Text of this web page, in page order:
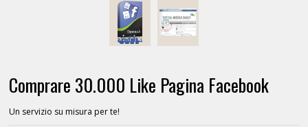
Comprare 30.000 Like Pagina Facebook
Un servizio su misura per te!